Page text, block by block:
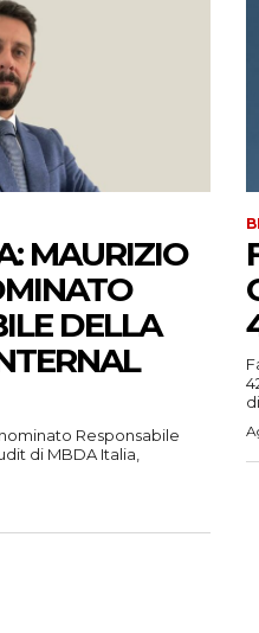
MAURIZIO
DELLA
Responsabile
di MBDA Italia,